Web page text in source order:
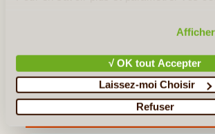
√ OK tout Accepter
Laissez-moi Choisir
Refuser
les Aye Aye de Nosy Mangabe, nous invite
En détail ≻
Roundtrip Madagascar